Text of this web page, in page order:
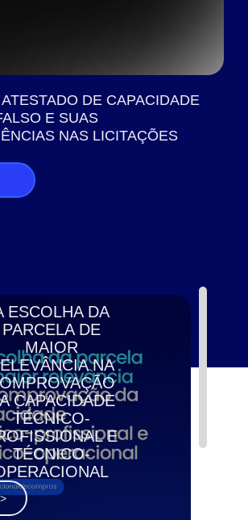
DE CAPACIDADE
E SUAS
NAS LICITAÇÕES
ESCOLHA DA
PARCELA DE
MAIOR
NA
CAPACIDADE
TÉCNICO-
E
TÉCNICO-